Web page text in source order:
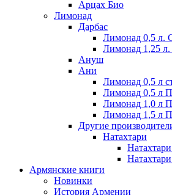
Арцах Био
Лимонад
Дарбас
Лимонад 0,5 л.
Лимонад 1,25
Ануш
Ани
Лимонад 0,5 л
Лимонад 0,5 л
Лимонад 1,0 л
Лимонад 1,5 л
Другие
Натахтари
Армянские книги
Новинки
История Армении